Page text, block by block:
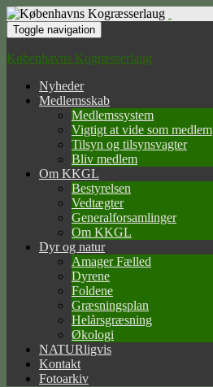
Toggle navigation
Københavns Kogræsserlaug
Nyheder
Medlemsskab
Medlemssystem
Vigtigt at vide som medlem
Tilsyn og tilsynsvagter
Bliv medlem
Om KKGL
Bestyrelsen
Vedtægter
Generalforsamlinger
Om KKGL
Dyr og natur
Amager Fælled
Dyrene
Foldene
Græsningsplan
Helårsgræsning
Økologi
NATURligvis
Kontakt
Fotoarkiv